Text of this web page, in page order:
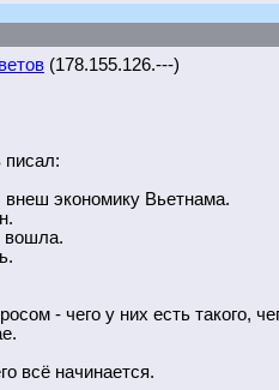
(178.155.126.---)
экономику Вьетнама.
вошла.
- чего у них есть такого,
всё начинается.